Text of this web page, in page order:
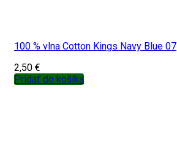
100 % vlna Cotton Kings Navy Blue 07
2,50 €
Pridať do košíka